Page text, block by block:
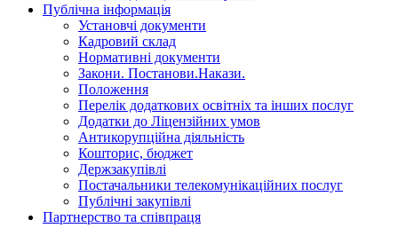
Публічна інформація
Установчi документи
Кадровий склад
Нормативнi документи
Закони. Постанови.Накази.
Положення
Перелік додаткових освітніх та інших послуг
Додатки до Ліцензійних умов
Антикорупційна діяльність
Кошторис, бюджет
Держзакупiвлi
Постачальники телекомунікаційних послуг
Публічні закупівлі
Партнерство та співпраця